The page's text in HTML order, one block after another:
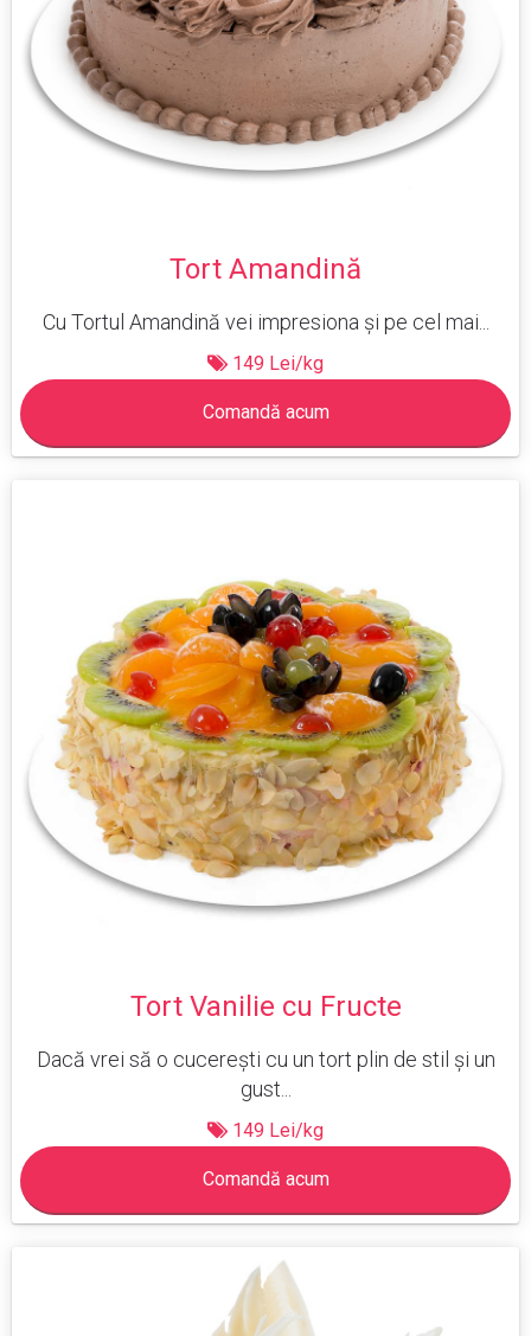
Tort Amandină
Cu Tortul Amandină vei impresiona și pe cel mai...
149 Lei/kg
Comandă acum
Tort Vanilie cu Fructe
Dacă vrei să o cucerești cu un tort plin de stil și un
gust...
149 Lei/kg
Comandă acum